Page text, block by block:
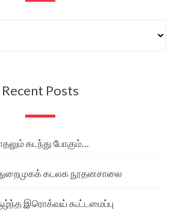
Recent Posts
கடந்து போகும்…
கடலக நூதனசாலை
இரொக்வய் கூட்டமைப்பு